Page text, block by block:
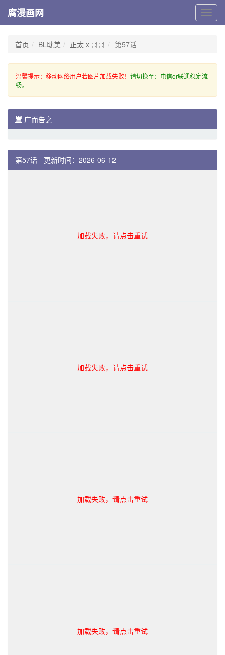
腐
漫
腐漫画网
首页 BL耽美 正太 x 哥哥 第57话
温馨提示：移动网络用户若图片加载失败！ 请切换至：电信or联通稳定流
畅。
广而告之
第57话 - 更新时间：2026-06-12
加载失败，请点击重试
加载失败，请点击重试
加载失败，请点击重试
加载失败，请点击重试